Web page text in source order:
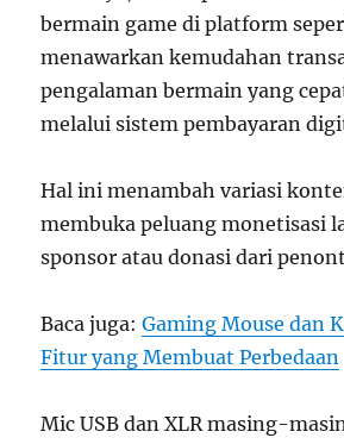
bermain game di platform
menawarkan kemudahan
pengalaman bermain yang
melalui sistem pembayaran
Hal ini menambah variasi
membuka peluang monetisasi
sponsor atau donasi dari
Baca juga:Gaming Mouse dan
Fitur yang Membuat Perbedaan
Mic USB dan XLR masing-